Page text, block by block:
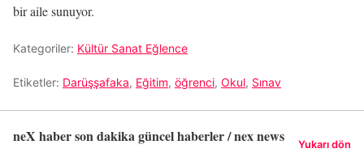
bir aile sunuyor.
Kategoriler: Kültür Sanat Eğlence
Etiketler: Darüşşafaka, Eğitim, öğrenci, Okul, Sınav
neX haber son dakika güncel haberler / nex news Yukarı dön